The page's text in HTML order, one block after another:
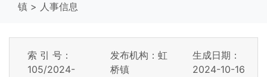
镇 > 人事信息
索 引 号：
105/2024-
发布机构：虹
桥镇
生成日期：
2024-10-16